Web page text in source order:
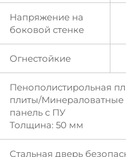
Напряжение на
боковой стенке
Огнестойкие
Пенополистирольная
плиты/Минераловатные
панель с ПУ
Толщина: 50 мм
Стальная дверь